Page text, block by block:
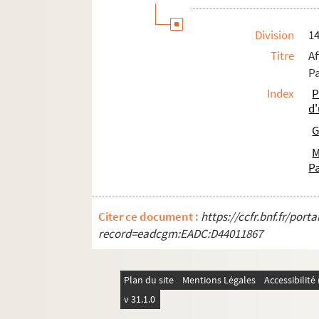
Division
Titre
Index
Citer ce document : https://ccfr.bnf.fr/
record=eadcgm:EADC:D44011867
Plan du site Mentions Légales
v 31.1.0